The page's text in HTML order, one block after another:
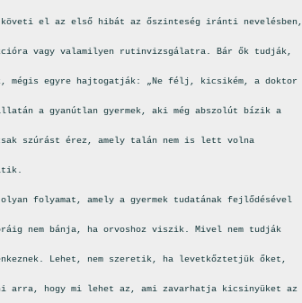
követi el az első hibát az őszinteség iránti nevelésben,
vagy valamilyen rutinvizsgálatra. Bár ők tudják,
mégis egyre hajtogatják: „Ne félj, kicsikém, a doktor
a gyanútlan gyermek, aki még abszolút bízik a
szúrást érez, amely talán nem is lett volna
folyamat, amely a gyermek tudatának fejlődésével
nem bánja, ha orvoshoz viszik. Mivel nem tudják
Lehet, nem szeretik, ha levetkőztetjük őket,
arra, hogy mi lehet az, ami zavarhatja kicsinyüket az